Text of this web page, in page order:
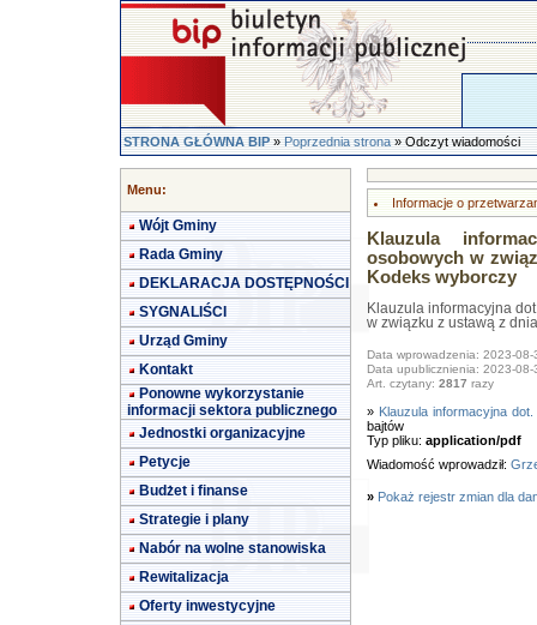
STRONA GŁÓWNA BIP»Poprzednia strona» Odczyt wiadomości
Menu:
Wójt Gminy
Rada Gminy
DEKLARACJA DOSTĘPNOŚCI
SYGNALIŚCI
Urząd Gminy
Kontakt
Ponowne wykorzystanie
informacji sektora publicznego
Jednostki organizacyjne
Petycje
Budżet i finanse
Strategie i plany
Nabór na wolne stanowiska
Rewitalizacja
Oferty inwestycyjne
Informacje o
Klauzula
osobowych w
Kodeks wyborczy
Klauzula informacyjna
w związku z ustawą z
Data wprowadzenia: 2023-08-
Data upublicznienia: 2023-08-
Art. czytany: 2817 razy
» Klauzula informacyjna
bajtów
Typ pliku: application/pdf
Wiadomość wprowadził:
» Pokaż rejestr zmian dla